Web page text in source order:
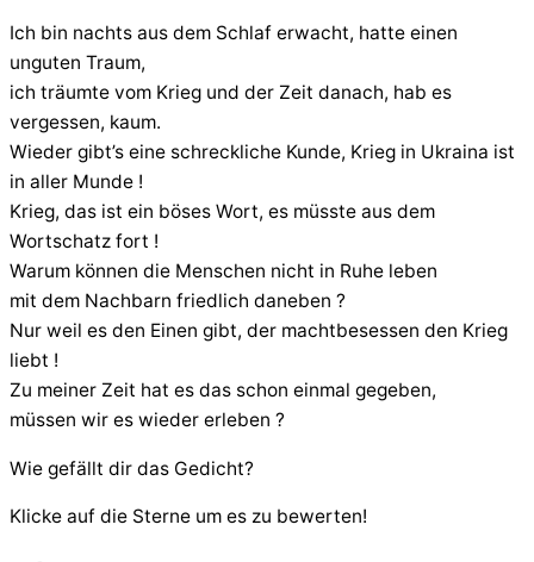
Ich bin nachts aus dem Schlaf erwacht, hatte einen
unguten Traum,
ich träumte vom Krieg und der Zeit danach, hab es
vergessen, kaum.
Wieder gibt’s eine schreckliche Kunde, Krieg in Ukraina ist
in aller Munde !
Krieg, das ist ein böses Wort, es müsste aus dem
Wortschatz fort !
Warum können die Menschen nicht in Ruhe leben
mit dem Nachbarn friedlich daneben ?
Nur weil es den Einen gibt, der machtbesessen den Krieg
liebt !
Zu meiner Zeit hat es das schon einmal gegeben,
müssen wir es wieder erleben ?
Wie gefällt dir das Gedicht?
Klicke auf die Sterne um es zu bewerten!